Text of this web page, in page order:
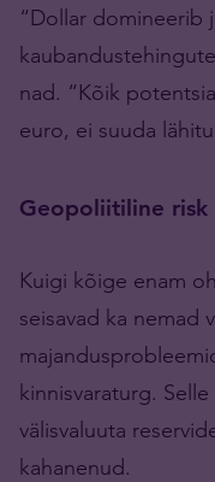
“Dollar domineerib
nad. “Kõik
euro, ei suuda
Geopoliitiline risk
Kuigi kõige enam
seisavad ka nemad
kinnisvaraturg.
välisvaluuta
kahanenud.